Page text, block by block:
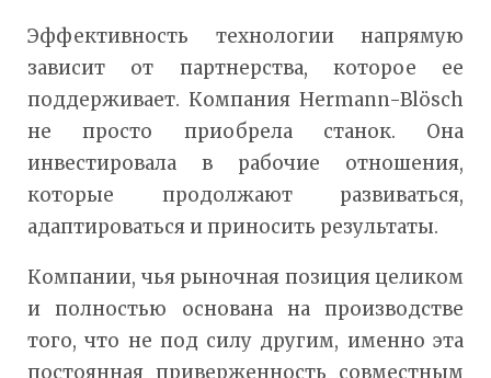
Эффективность технологии напрямую
зависит от партнерства, которое ее
поддерживает. Компания Hermann-Blösch
не просто приобрела станок. Она
инвестировала в рабочие отношения,
которые продолжают развиваться,
адаптироваться и приносить результаты.
Компании, чья рыночная позиция целиком
и полностью основана на производстве
того, что не под силу другим, именно эта
постоянная приверженность совместным